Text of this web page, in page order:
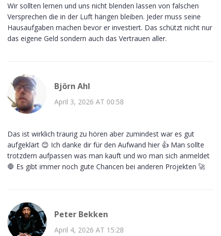
Wir sollten lernen und uns nicht blenden lassen von falschen
Versprechen die in der Luft hängen bleiben. Jeder muss seine
Hausaufgaben machen bevor er investiert. Das schützt nicht nur
das eigene Geld sondern auch das Vertrauen aller.
Björn Ahl
April 3, 2026 AT 00:58
Das ist wirklich traurig zu hören aber zumindest war es gut
aufgeklärt 😊 Ich danke dir für den Aufwand hier 👍 Man sollte
trotzdem aufpassen was man kauft und wo man sich anmeldet
🛑 Es gibt immer noch gute Chancen bei anderen Projekten 🚀
Peter Bekken
April 4, 2026 AT 15:28